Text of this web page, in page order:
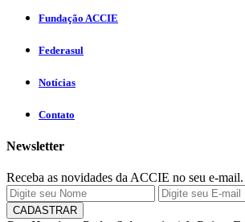
Fundação ACCIE
Federasul
Notícias
Contato
Newsletter
Receba as novidades da ACCIE no seu e-mail.